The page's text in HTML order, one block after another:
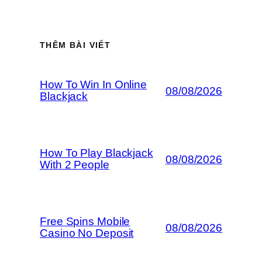
THÊM BÀI VIẾT
How To Win In Online
Blackjack
08/08/2026
How To Play Blackjack
With 2 People
08/08/2026
Free Spins Mobile
Casino No Deposit
08/08/2026